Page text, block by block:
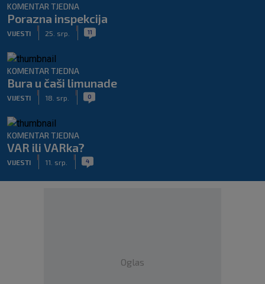
KOMENTAR TJEDNA
Porazna inspekcija
VIJESTI 25. srp. 11
KOMENTAR TJEDNA
Bura u čaši limunade
VIJESTI 18. srp. 0
KOMENTAR TJEDNA
VAR ili VARka?
VIJESTI 11. srp. 4
Oglas